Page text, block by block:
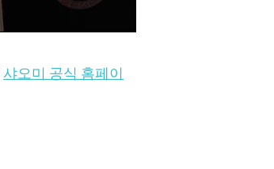
샤오미 공식 홈페이